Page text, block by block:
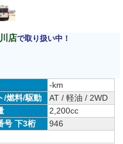
-km
/燃料/駆動
AT / 軽油 / 2WD
2,200cc
号 下3桁
946
店で取り扱い中！